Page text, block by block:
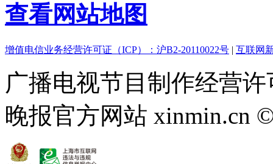
查看网站地图
增值电信业务经营许可证（ICP）：沪B2-20110022号 | 互联网
广播电视节目制作经营
晚报官方网站 xinmin.cn